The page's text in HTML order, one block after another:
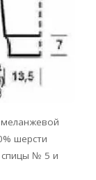
шерсти
спицы № 5 и